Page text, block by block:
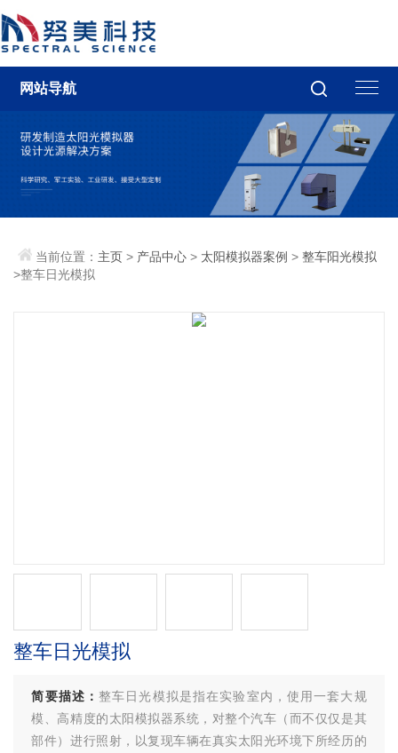
网站导航
当前位置： 主页 > 产品中心 > 太阳模拟器案例 >整车阳光模拟
>整车日光模拟
整车日光模拟
简要描述：整车日光模拟是指在实验室内，使用一套大规
模、高精度的太阳模拟器系统，对整个汽车（而不仅仅是其
部件）进行照射，以复现车辆在真实太阳光环境下所经历的